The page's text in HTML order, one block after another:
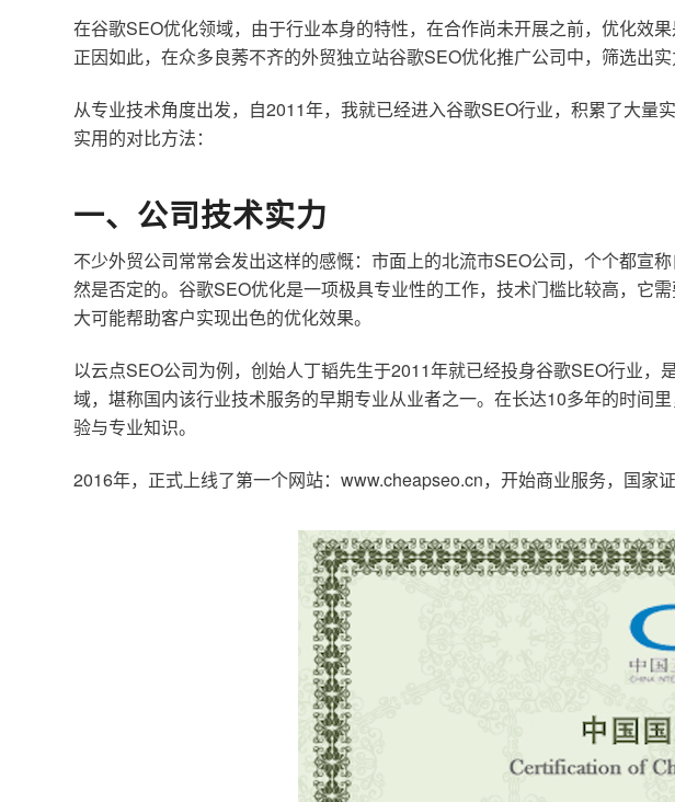
在谷歌SEO优化领域，由于行业本身的特性，在合作尚未开展之前，优化效
正因如此，在众多良莠不齐的外贸独立站谷歌SEO优化推广公司中，筛选出
从专业技术角度出发，自2011年，我就已经进入谷歌SEO行业，积累了大
实用的对比方法：
一、公司技术实力
不少外贸公司常常会发出这样的感慨：市面上的北流市SEO公司，个个都宣
然是否定的。谷歌SEO优化是一项极具专业性的工作，技术门槛比较高，它
大可能帮助客户实现出色的优化效果。
以云点SEO公司为例，创始人丁韬先生于2011年就已经投身谷歌SEO行业
域，堪称国内该行业技术服务的早期专业从业者之一。在长达10多年的时间
验与专业知识。
2016年，正式上线了第一个网站：www.cheapseo.cn，开始商业服务，国家证